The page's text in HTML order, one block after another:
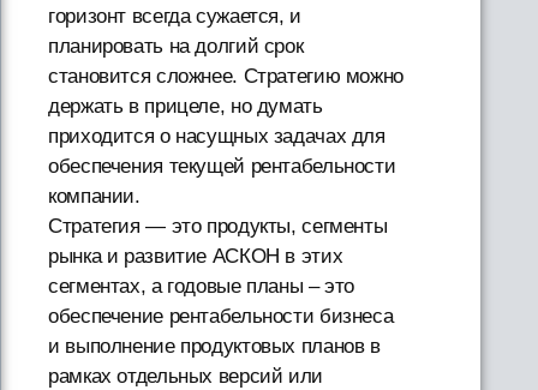
горизонт всегда сужается, и
планировать на долгий срок
становится сложнее. Стратегию можно
держать в прицеле, но думать
приходится о насущных задачах для
обеспечения текущей рентабельности
компании.
Стратегия — это продукты, сегменты
рынка и развитие АСКОН в этих
сегментах, а годовые планы – это
обеспечение рентабельности бизнеса
и выполнение продуктовых планов в
рамках отдельных версий или